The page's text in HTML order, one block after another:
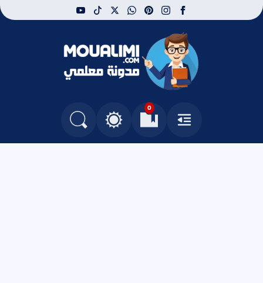
facebook
instagram
pinterest
whatsapp
x
tiktok
youtube
مدونة معلمي
القائمة
0
العلامات المرجعيةالتغيير بين الوضع النهاري والداكن
البحث في المدونة